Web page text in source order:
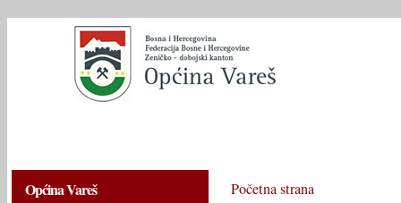
Općina Vareš Početna strana